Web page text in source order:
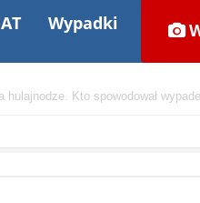
Wypadki
hulajnodze. Kto spowodował